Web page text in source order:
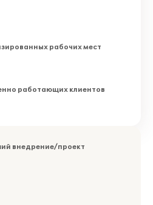
рабочих мест
работающих клиентов
внедрение/проект